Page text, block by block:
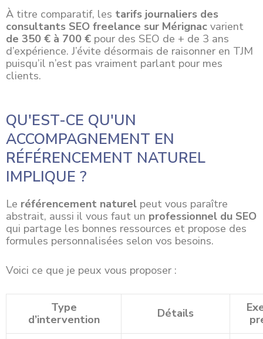
À titre comparatif, les tarifs journaliers des
consultants SEO freelance sur Mérignac varient
de 350 € à 700 € pour des SEO de + de 3 ans
d’expérience. J’évite désormais de raisonner en TJM
puisqu’il n’est pas vraiment parlant pour mes
clients.
QU'EST-CE QU'UN
ACCOMPAGNEMENT EN
RÉFÉRENCEMENT NATUREL
IMPLIQUE ?
Le référencement naturel peut vous paraître
abstrait, aussi il vous faut un professionnel du SEO
qui partage les bonnes ressources et propose des
formules personnalisées selon vos besoins.
Voici ce que je peux vous proposer :
Type
d’intervention
Détails